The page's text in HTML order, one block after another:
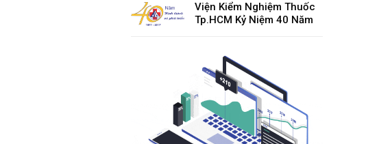
Viện Kiểm Nghiệm Thuốc
Tp.HCM Kỷ Niệm 40 Năm